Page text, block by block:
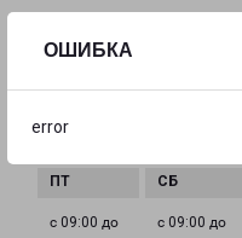
ОШИБКА
error
с 09:00 до
с 09:00 до